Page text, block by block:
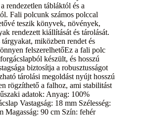
rendezetlen tábláktól és a
Fali polcunk számos polccal
teszik könyvek, növények,
rendezett kiállítását és tárolását.
tárgyakat, miközben rendet és
felszerelhetőEz a fali polc
készült, és hosszú
biztosítja a robusztusságot
tárolási megoldást nyújt hosszú
rögzíthető a falhoz, ami stabilitást
adatok: Anyag: 100%
Vastagság: 18 mm Szélesség:
Magasság: 90 cm Szín: fehér